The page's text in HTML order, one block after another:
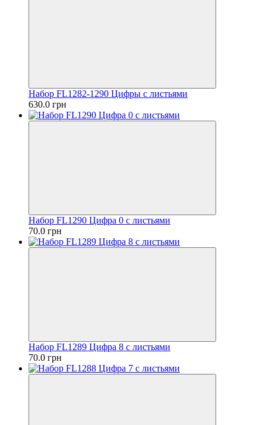
Набор FL1282-1290 Цифры с листьями
630.0 грн
Набор FL1290 Цифра 0 с листьями
70.0 грн
Набор FL1289 Цифра 8 с листьями
70.0 грн